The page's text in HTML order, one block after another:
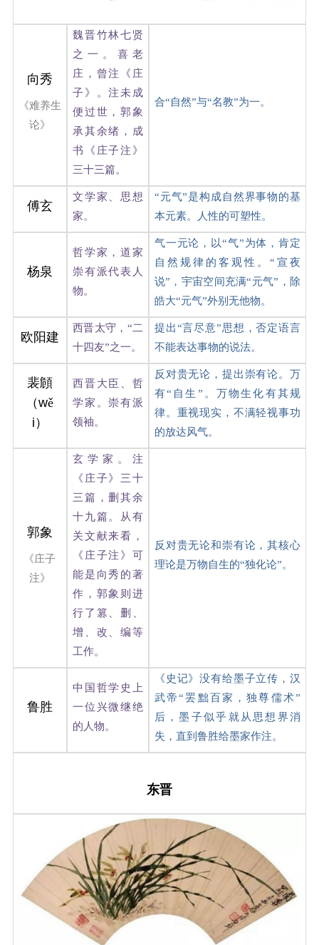
向秀
《难养生
论》
魏晋竹林七贤
之一。喜老
庄，曾注《庄
子》。注未成
便过世，郭象
承其余绪，成
书《庄子注》
三十三篇。
合“自然”与“名教”为一。
傅玄
文学家、思想
家。
“元气”是构成自然界事物的基
本元素。人性的可塑性。
杨泉
哲学家，道家
崇有派代表人
物。
气一元论，以“气”为体，肯定
自然规律的客观性。“宣夜
说”，宇宙空间充满“元气”，除
皓大“元气”外别无他物。
欧阳建
西晋太守，“二
十四友”之一。
提出“言尽意”思想，否定语言
不能表达事物的说法。
裴頠
（wě
i ）
西晋大臣、哲
学家。崇有派
领袖。
反对贵无论，提出崇有论。万
有“自生”。万物生化有其规
律。重视现实，不满轻视事功
的放达风气。
郭象
《庄子
注》
玄学家。注
《庄子》三十
三篇，删其余
十九篇。从有
关文献来看，
《庄子注》可
能是向秀的著
作，郭象则进
行了篡、删、
增、改、编等
工作。
反对贵无论和崇有论，其核心
理论是万物自生的“独化论”。
鲁胜
中国哲学史上
一位兴微继绝
的人物。
《史记》没有给墨子立传，汉
武帝“罢黜百家，独尊儒术”
后，墨子似乎就从思想界消
失，直到鲁胜给墨家作注。
东晋